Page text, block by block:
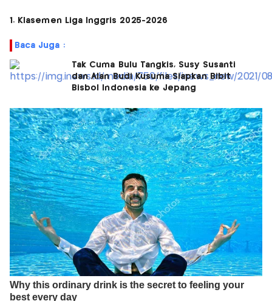
1. Klasemen Liga Inggris 2025-2026
Baca Juga :
Tak Cuma Bulu Tangkis, Susy Susanti
dan Alan Budi Kusuma Siapkan Bibit
Bisbol Indonesia ke Jepang